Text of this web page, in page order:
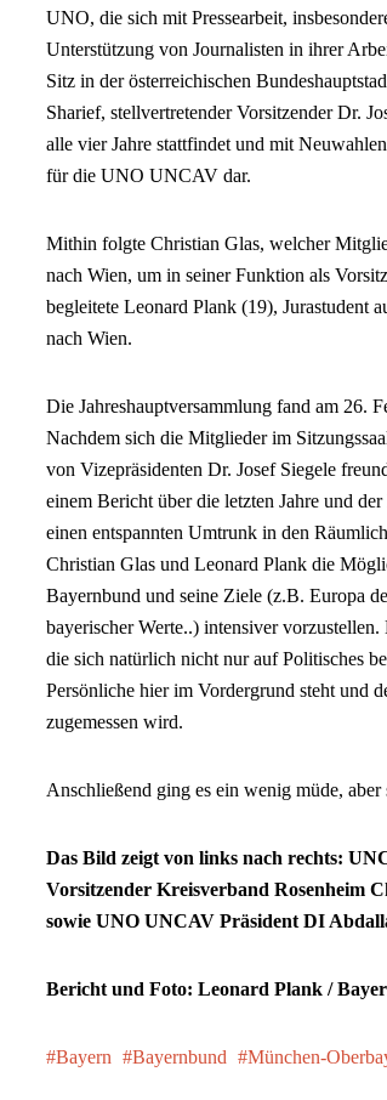
UNO, die sich mit Pressearbeit,
Unterstützung von Journalisten in ihrer
Sitz in der österreichischen
Sharief, stellvertretender Vorsitzender Dr.
alle vier Jahre stattfindet und mit
für die UNO UNCAV dar.
Mithin folgte Christian Glas, welcher
nach Wien, um in seiner Funktion als
begleitete Leonard Plank (19), Jurastudent
nach Wien.
Die Jahreshauptversammlung fand am 26.
Nachdem sich die Mitglieder im
von Vizepräsidenten Dr. Josef Siegele
einem Bericht über die letzten Jahre und
einen entspannten Umtrunk in den
Christian Glas und Leonard Plank die
Bayernbund und seine Ziele (z.B. Europa
bayerischer Werte..) intensiver
die sich natürlich nicht nur auf Politisches
Persönliche hier im Vordergrund steht und
zugemessen wird.
Anschließend ging es ein wenig müde,
Das Bild zeigt von links nach rechts:
Vorsitzender Kreisverband Rosenheim
sowie UNO UNCAV Präsident DI
Bericht und Foto: Leonard Plank /
Bayern Bayernbund München-